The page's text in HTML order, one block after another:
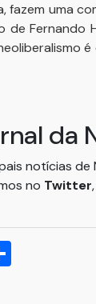
fazem uma
Fernando
da
notícias de
no Twitter